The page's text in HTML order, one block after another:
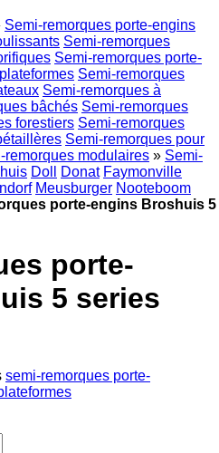
Semi-remorques porte-engins
Semi-remorques
Semi-remorques porte-
Semi-remorques
Semi-remorques à
bâchés Semi-remorques
forestiers Semi-remorques
Semi-remorques pour
remorques modulaires » Semi-
Doll Donat Faymonville
Meusburger Nooteboom
porte-engins Broshuis 5
porte-
5 series
semi-remorques porte-